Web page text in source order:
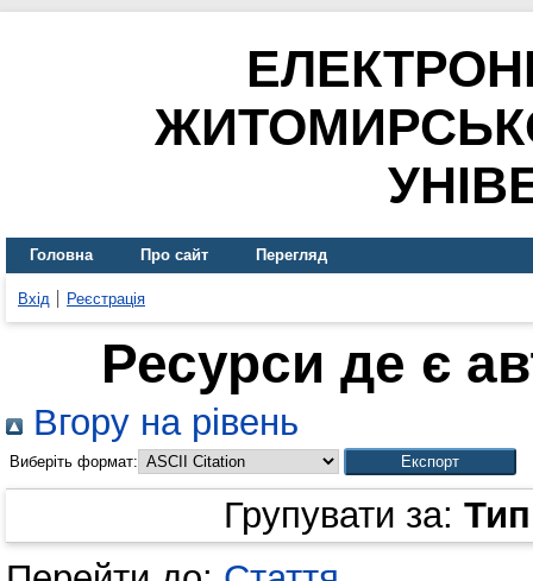
Головна Про сайт Перегляд
Вхід Реєстрація
Ресурси де є
Вгору на рівень
Виберіть формат:
Групувати за: